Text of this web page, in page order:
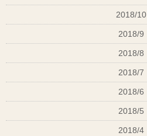
2018/10
2018/9
2018/8
2018/7
2018/6
2018/5
2018/4